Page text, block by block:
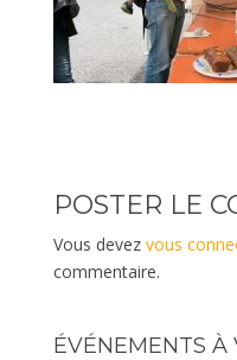
POSTER LE
Vous devez vous
commentaire.
ÉVÉNEMENTS À